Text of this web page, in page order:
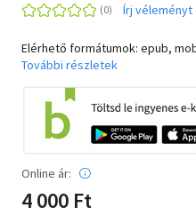
Írj véleményt
Elérhető formátumok: epub,
További részletek
Online ár:
4 000 Ft